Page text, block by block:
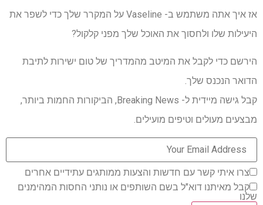
אז איך אתה משתמש ב- Vaseline על המקרר שלך כדי לשפר את
היעילות שלו ולחסוך את האוכל שלך מפני קלקול?
הירשם כדי לקבל את המיטב מהמדריך של טום ישירות לתיבת
הדואר הנכנס שלך.
קבל גישה מיידית ל- Breaking News, הביקורות החמות ביותר,
מבצעים מעולים וטיפים מועילים.
צרו איתי קשר עם חדשות והצעות ממותגים עתידיים אחרים
קבל מאיתנו דוא"ל בשם השותפים או נותני החסות המהימנים
שלנו